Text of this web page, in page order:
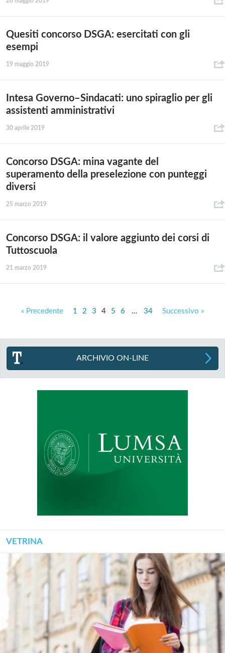
Quesiti concorso DSGA: esercitati con gli
esempi
19 maggio 2019
Intesa Governo–Sindacati: uno spiraglio per gli
assistenti amministrativi
30 aprile 2019
Concorso DSGA: mina vagante del
superamento della preselezione con punteggi
diversi
25 marzo 2019
Concorso DSGA: il valore aggiunto dei corsi di
Tuttoscuola
21 marzo 2019
« Precedente 1 2 3 4 5 6 … 34 Successivo »
ARCHIVIO ON-LINE
VETRINA